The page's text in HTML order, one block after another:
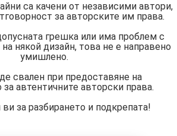
са качени от независими автори,
за авторските им права.
грешка или има проблем с
някой дизайн, това не е направено
умишлено.
свален при предоставяне на
за автентичните авторски права.
за разбирането и подкрепата!